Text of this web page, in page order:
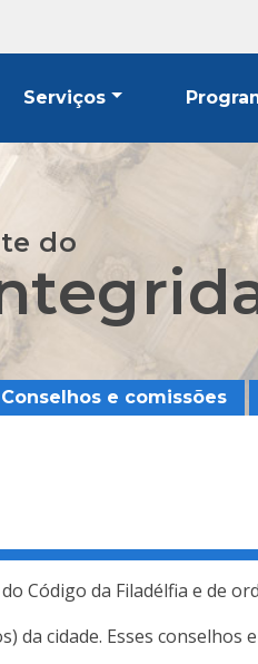
Serviços
do
Conselhos e comissões
Código da Filadélfia e de
cidade. Esses conselhos